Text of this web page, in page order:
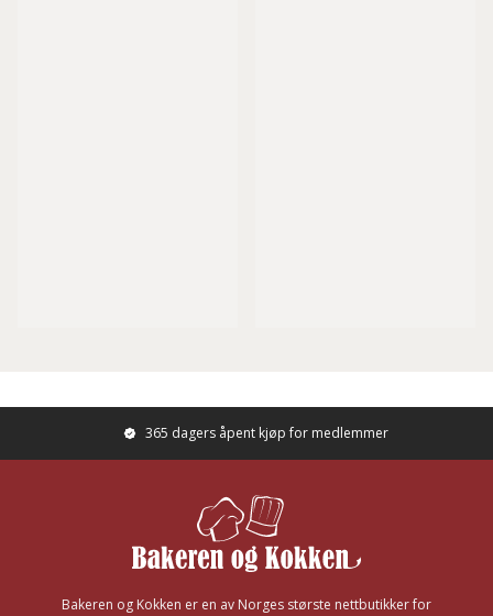
365 dagers åpent kjøp for medlemmer
Bakeren og Kokken er en av Norges største nettbutikker for